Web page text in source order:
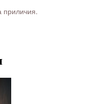
приличия.